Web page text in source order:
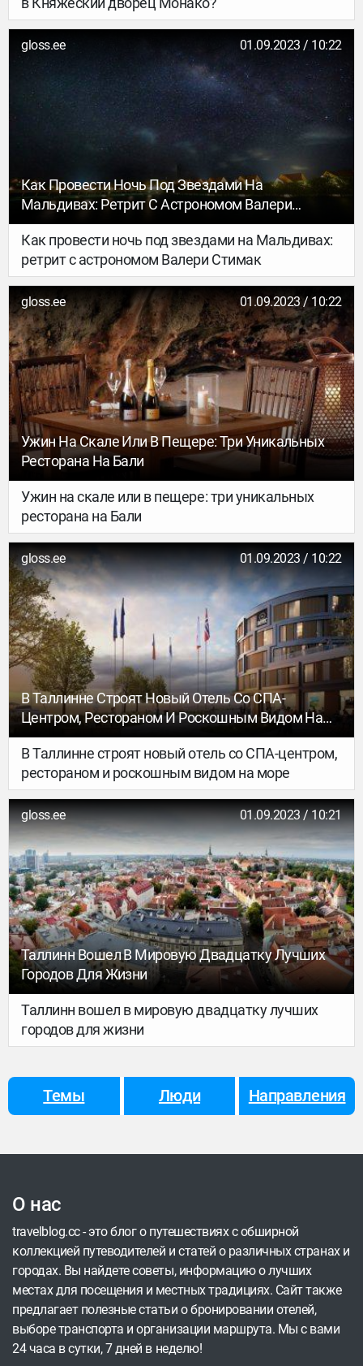
gloss.ee 01.09.2023 / 10:22
Как Провести Ночь Под Звездами На
Мальдивах: Ретрит С Астрономом Валери
Стимак
Как провести ночь под звездами на Мальдивах:
ретрит с астрономом Валери Стимак
gloss.ee 01.09.2023 / 10:22
Ужин На Скале Или В Пещере: Три Уникальных
Ресторана На Бали
Ужин на скале или в пещере: три уникальных
ресторана на Бали
gloss.ee 01.09.2023 / 10:22
В Таллинне Строят Новый Отель Со СПА-
Центром, Рестораном И Роскошным Видом На
Море
В Таллинне строят новый отель со СПА-центром,
рестораном и роскошным видом на море
gloss.ee 01.09.2023 / 10:21
Таллинн Вошел В Мировую Двадцатку Лучших
Городов Для Жизни
Таллинн вошел в мировую двадцатку лучших
городов для жизни
Темы Люди Направления
О нас
travelblog.cc - это блог о путешествиях с обширной
коллекцией путеводителей и статей о различных странах и
городах. Вы найдете советы, информацию о лучших
местах для посещения и местных традициях. Сайт также
предлагает полезные статьи о бронировании отелей,
выборе транспорта и организации маршрута. Мы с вами
24 часа в сутки, 7 дней в неделю!